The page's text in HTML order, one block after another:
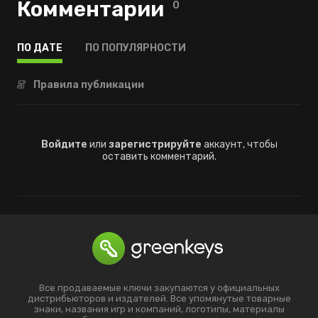
Комментарии 0
ПО ДАТЕ ПО ПОПУЛЯРНОСТИ
Правила публикации
Войдите или зарегистрируйте аккаунт, чтобы
оставить комментарий.
Все продаваемые ключи закупаются у официальных
дистрибьюторов и издателей. Все упомянутые товарные
знаки, названия игр и компаний, логотипы, материалы